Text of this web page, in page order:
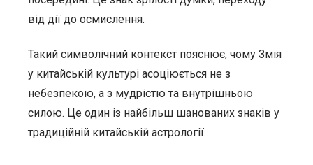
від дії до осмислення.
Такий символічний контекст пояснює, чому Змія
у китайській культурі асоціюється не з
небезпекою, а з мудрістю та внутрішньою
силою. Це один із найбільш шанованих знаків у
традиційній китайській астрології.